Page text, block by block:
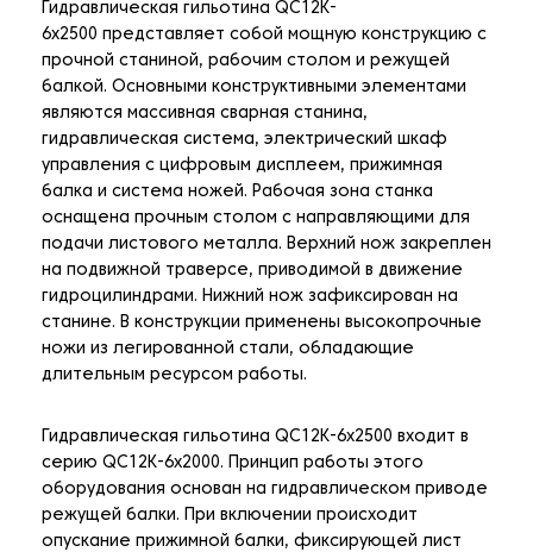
Гидравлическая гильотина QC12K-
6х2500 представляет собой мощную конструкцию с
прочной станиной, рабочим столом и режущей
балкой. Основными конструктивными элементами
являются массивная сварная станина,
гидравлическая система, электрический шкаф
управления с цифровым дисплеем, прижимная
балка и система ножей. Рабочая зона станка
оснащена прочным столом с направляющими для
подачи листового металла. Верхний нож закреплен
на подвижной траверсе, приводимой в движение
гидроцилиндрами. Нижний нож зафиксирован на
станине. В конструкции применены высокопрочные
ножи из легированной стали, обладающие
длительным ресурсом работы.
Гидравлическая гильотина QC12K-6х2500 входит в
серию QC12K-6х2000. Принцип работы этого
оборудования основан на гидравлическом приводе
режущей балки. При включении происходит
опускание прижимной балки, фиксирующей лист